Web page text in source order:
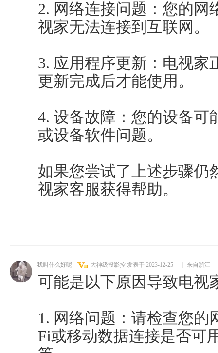
2. 网络连接问题：您的网
视家无法连接到互联网。
3. 应用程序更新：电视家
更新完成后才能使用。
4. 设备故障：您的设备可
或设备软件问题。
如果您尝试了上述步骤仍
视家客服获得帮助。
我叫什么好呢 大神级投影控 发表于 2023-12-25 来自浙江
可能是以下原因导致电视
1. 网络问题：请检查您
Fi或移动数据连接是否可